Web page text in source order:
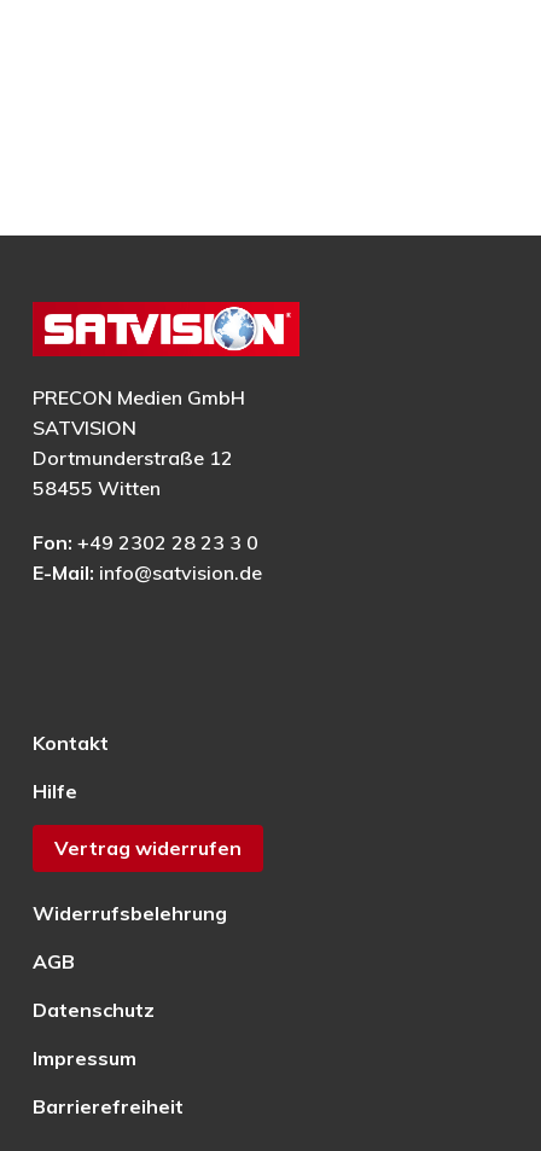
PRECON Medien GmbH
SATVISION
Dortmunderstraße 12
58455 Witten
Fon: +49 2302 28 23 3 0
E-Mail: info@satvision.de
Kontakt
Hilfe
Vertrag widerrufen
Widerrufsbelehrung
AGB
Datenschutz
Impressum
Barrierefreiheit